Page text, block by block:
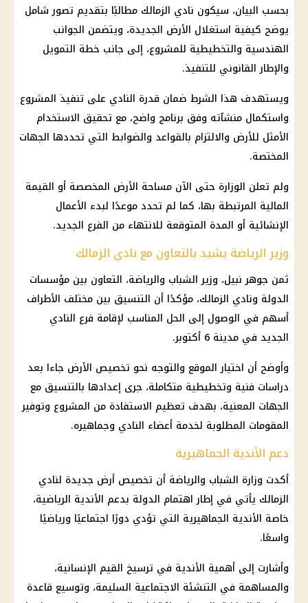
بحسب البيان، سيكون نادي الزمالك مطالبًا بتقديم تصور شامل
يوضح كيفية استغلال الأرض الجديدة، ويتضمن الجوانب
الهندسية والتخطيطية للمشروع، إلى جانب خطة التمويل
والإطار القانوني للتنفيذ.
ويستهدف هذا الشرط ضمان قدرة النادي على تنفيذ المشروع
واستكمال منشآته وفق برنامج واضح، مع تحقيق الاستخدام
الأمثل للأرض والالتزام بالقواعد والضوابط التي تحددها الجهات
المختصة.
ولم تعلن الوزارة حتى الآن مساحة الأرض المخصصة أو القيمة
المالية المرتبطة بها، كما لم تحدد موعدًا لبدء الأعمال
الإنشائية أو المدة المتوقعة للانتهاء من الفرع الجديد.
وزير الرياضة يشيد بالتعاون مع نادي الزمالك
ثمن جوهر نبيل، وزير الشباب والرياضة، التعاون بين مؤسسات
الدولة ونادي الزمالك، مؤكدًا أن التنسيق بين مختلف الأطراف
أسهم في الوصول إلى الحل المناسب لإقامة فرع النادي
الجديد في مدينة 6 أكتوبر.
وأوضح أن اختيار الموقع والتوجه نحو تخصيص الأرض جاءا بعد
دراسات فنية وتخطيطية متكاملة، جرى إعدادها بالتنسيق مع
الجهات المعنية، بهدف تعظيم الاستفادة من المشروع وتوفير
المقومات المطلوبة لخدمة أعضاء النادي وجماهيره.
دعم الأندية الجماهيرية
أكدت وزارة الشباب والرياضة أن تخصيص أرض جديدة لنادي
الزمالك يأتي في إطار اهتمام الدولة بدعم الأندية الرياضية،
خاصة الأندية الجماهيرية التي تؤدي دورًا اجتماعيًا ورياضيًا
واسعًا.
وأشارت إلى أهمية الأندية في ترسيخ القيم الإنسانية،
والمساهمة في التنشئة الاجتماعية السليمة، وتوسيع قاعدة